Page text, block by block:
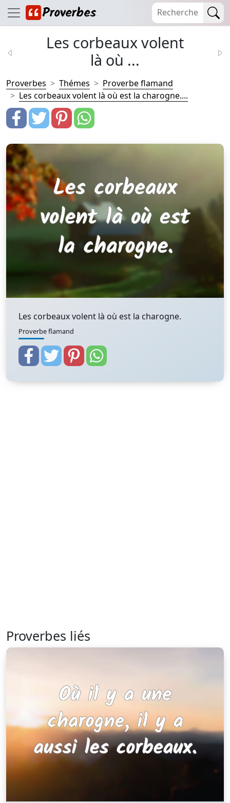
Les corbeaux volent
là où ...
Proverbes Thémes
Proverbe flamand
Les corbeaux volent là où est la charogne....
Les corbeaux volent là où est la charogne.
Proverbe flamand
Proverbes liés